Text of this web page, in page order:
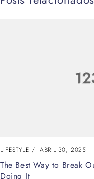
LIFESTYLE ABRIL 30, 2025
The Best Way to Break
Doing It